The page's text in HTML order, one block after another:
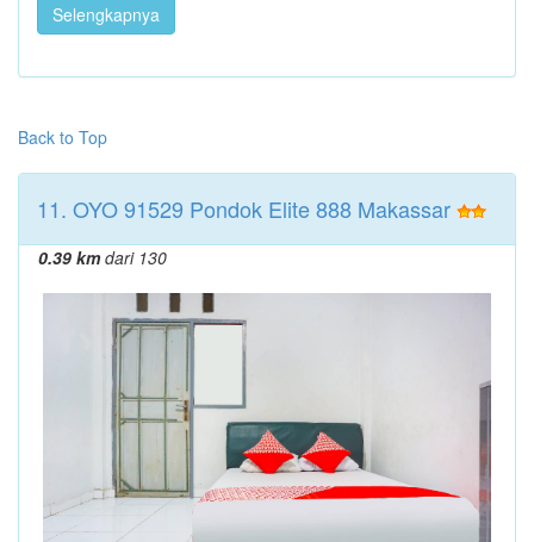
Selengkapnya
Back to Top
11. OYO 91529 Pondok Elite 888 Makassar
0.39 kmdari 130